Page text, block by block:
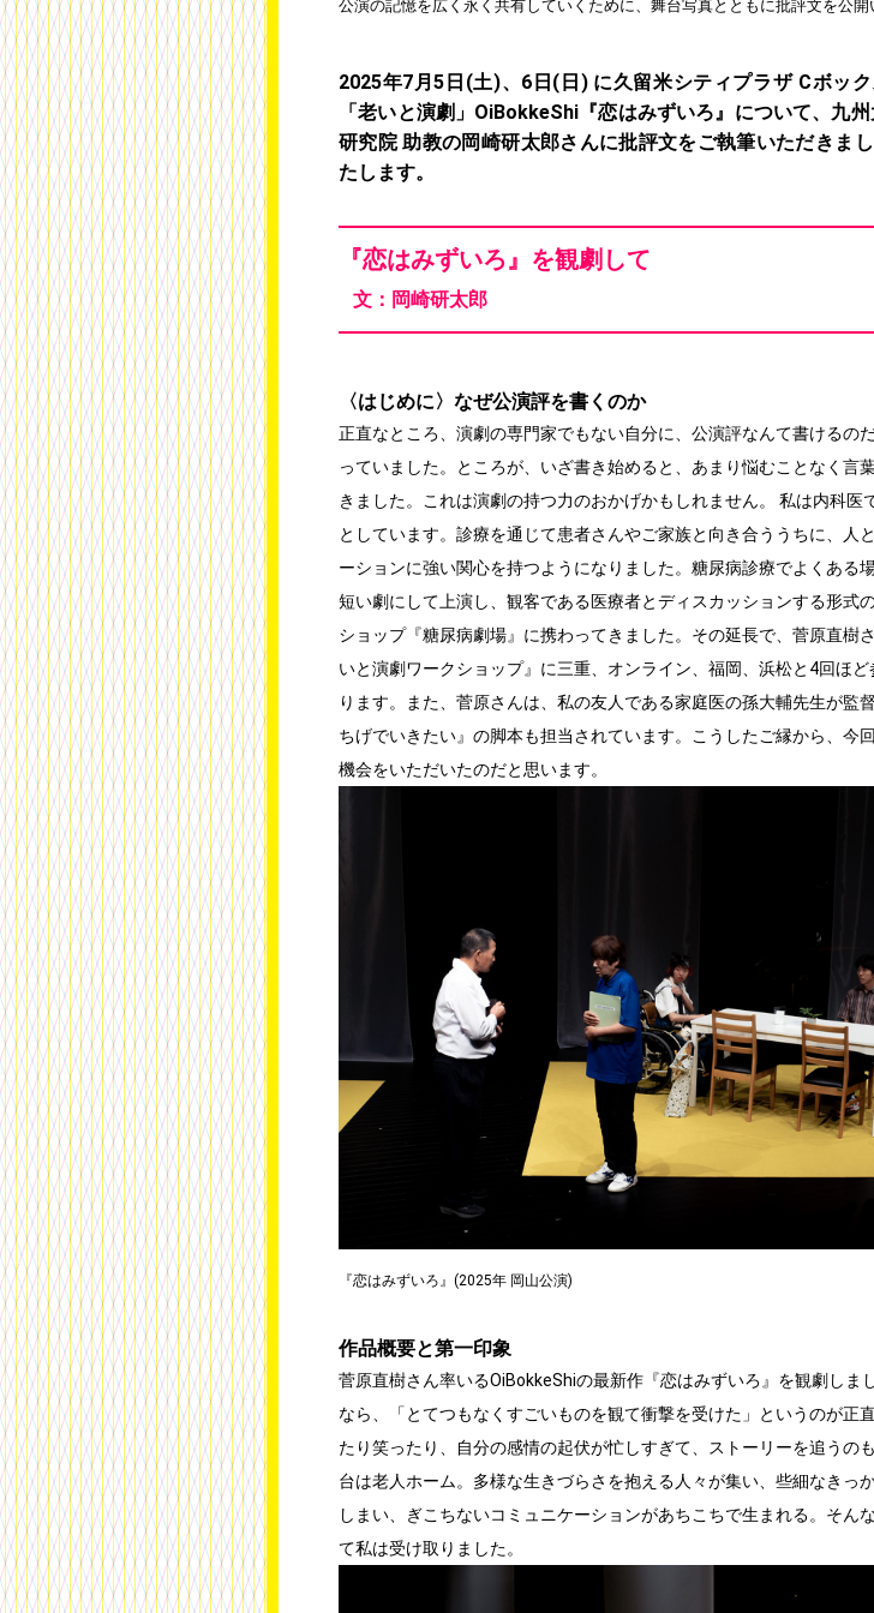
公演の記憶を広く永く共有していくために、舞台写真とともに批評文を公開
2025年7月5日(土)、6日(日) に久留米シティプラザ Cボッ
「老いと演劇」OiBokkeShi『恋はみずいろ』について、九
研究院 助教の岡崎研太郎さんに批評文をご執筆いただきま
たします。
『恋はみずいろ』を観劇して
文：岡崎研太郎
〈はじめに〉なぜ公演評を書くのか
正直なところ、演劇の専門家でもない自分に、公演評なんて書けるの
っていました。ところが、いざ書き始めると、あまり悩むことなく言
きました。これは演劇の持つ力のおかげかもしれません。 私は内科医
としています。診療を通じて患者さんやご家族と向き合ううちに、人
ーションに強い関心を持つようになりました。糖尿病診療でよくある
短い劇にして上演し、観客である医療者とディスカッションする形式
ショップ『糖尿病劇場』に携わってきました。その延長で、菅原直樹
いと演劇ワークショップ』に三重、オンライン、福岡、浜松と4回ほ
ります。また、菅原さんは、私の友人である家庭医の孫大輔先生が監
ちげでいきたい』の脚本も担当されています。こうしたご縁から、今
機会をいただいたのだと思います。
『恋はみずいろ』(2025年 岡山公演)
作品概要と第一印象
菅原直樹さん率いるOiBokkeShiの最新作『恋はみずいろ』を観劇しま
なら、「とてつもなくすごいものを観て衝撃を受けた」というのが正
たり笑ったり、自分の感情の起伏が忙しすぎて、ストーリーを追うの
台は老人ホーム。多様な生きづらさを抱える人々が集い、些細なきっ
しまい、ぎこちないコミュニケーションがあちこちで生まれる。そん
て私は受け取りました。